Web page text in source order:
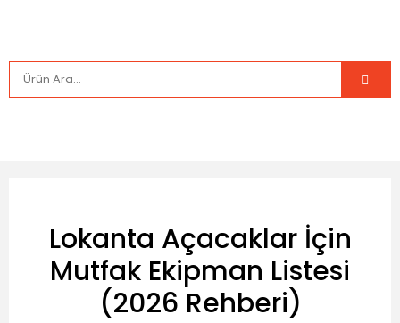
Lokanta Açacaklar İçin
Mutfak Ekipman Listesi
(2026 Rehberi)